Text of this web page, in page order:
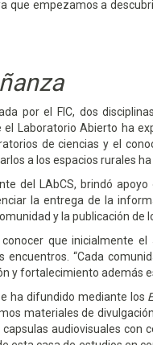
empezamos a
por el FIC, dos
el Laboratorio Abierto ha
de ciencias y el
a los espacios rurales
del LAbCS, brindó
la entrega de la
y la publicación de
que inicialmente
“Cada
y fortalecimiento además
ha difundido mediante los
materiales de
audiovisuales